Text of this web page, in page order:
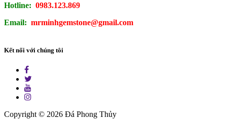
Hotline: 0983.123.869
Email: mrminhgemstone@gmail.com
Kết nối với chúng tôi
Copyright © 2026 Đá Phong Thủy